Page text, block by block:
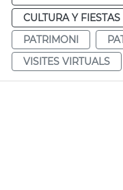
CULTURA Y
PATRIMONI
VISITES VIRTUALS